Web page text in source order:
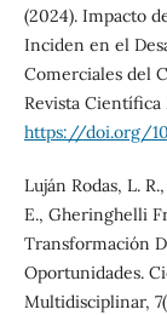
(2024). Impacto
Inciden en el
Comerciales del
Revista
https://doi.org/
Luján Rodas, L.
E., Gheringhelli
Transformación
Oportunidades.
Multidisciplinar,